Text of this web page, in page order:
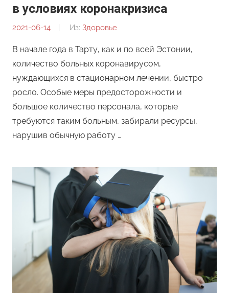
в условиях коронакризиса
2021-06-14
От:
Из: Здоровье
В начале года в Тарту, как и по всей Эстонии,
количество больных коронавирусом,
нуждающихся в стационарном лечении, быстро
росло. Особые меры предосторожности и
большое количество персонала, которые
требуются таким больным, забирали ресурсы,
нарушив обычную работу …